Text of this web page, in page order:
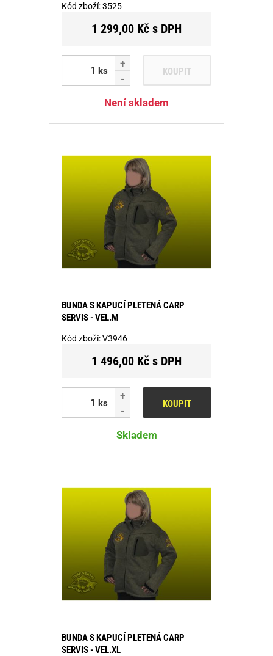
Kód zboží:3525
1 299,00 Kč s DPH
ks KOUPIT
Není skladem
BUNDA S KAPUCÍ PLETENÁ CARP
SERVIS - VEL.M
Kód zboží:V3946
1 496,00 Kč s DPH
ks KOUPIT
Skladem
BUNDA S KAPUCÍ PLETENÁ CARP
SERVIS - VEL.XL